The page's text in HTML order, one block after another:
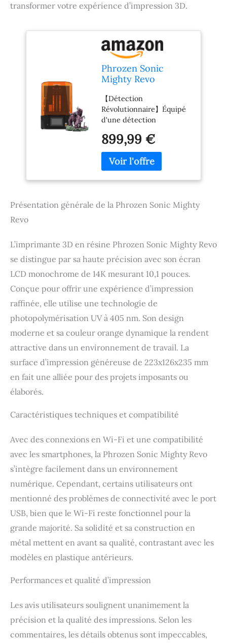
transformer votre expérience d’impression 3D.
Phrozen Sonic
Mighty Revo
Résine | Haute
Précision 14K
Monochrome 10.1
Pouces Écran LCD |
405nm UV
Photopolymérisation
en Résine | Grande
223x126x235 mm
【Détection
Révolutionnaire】Équipé
d'une détection
des défaillances, le Sonic
Mighty Revo repousse les
limites technologiques,
offrant une solution de
pointe pour les
【Précision Améliorée】
uniforme et une
résolution de détail ultra-
fine aussi mince que 16,8
μm x 24,8 μm, établissant
une nouvelle norme dans
l'impression de précision.
【Surveillance Mobile】
Connectez-vous sans
problème à vos
impressions avec notre
Surveillez, ajustez ou
arrêtez vos impressions
【Rail à Vis à Billes
stabilité et une précision
de l'impression inégalées
avec un pas minimum de
10 μm pour des résultats
impeccables.
【Nivellement
Automatique Sans
Effort】Simplifiez la
configuration avec la
de l'axe Z. Une simple
pression sur un bouton
imprimante est toujours
parfaitement.
899,99 €
Présentation générale de la Phrozen Sonic Mighty
Revo
L’imprimante 3D en résine Phrozen Sonic Mighty Revo
se distingue par sa haute précision avec son écran
LCD monochrome de 14K mesurant 10,1 pouces.
Conçue pour offrir une expérience d’impression
raffinée, elle utilise une technologie de
photopolymérisation UV à 405 nm. Son design
moderne et sa couleur orange dynamique la rendent
attractive dans un environnement de travail. La
surface d’impression généreuse de 223x126x235 mm
en fait une alliée pour des projets imposants ou
élaborés.
Caractéristiques techniques et compatibilité
Avec des connexions en Wi-Fi et une compatibilité
avec les smartphones, la Phrozen Sonic Mighty Revo
s’intègre facilement dans un environnement
numérique. Cependant, certains utilisateurs ont
mentionné des problèmes de connectivité avec le port
USB, bien que le Wi-Fi reste fonctionnel pour la
grande majorité. Sa solidité et sa construction en
métal mettent en avant sa qualité, contrastant avec les
modèles en plastique antérieurs.
Performances et qualité d’impression
Les avis utilisateurs soulignent unanimement la
précision et la qualité des impressions. Selon les
commentaires, les détails obtenus sont impeccables,